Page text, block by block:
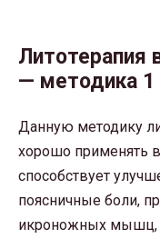
Литотерапия
— методика 1
Данную методику
хорошо применять
способствует
поясничные боли,
икроножных мышц,